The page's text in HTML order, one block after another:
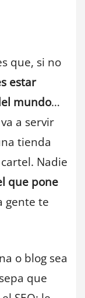
que, si no
estar
mundo…
a servir
tienda
Nadie
que pone
gente te
o blog sea
que